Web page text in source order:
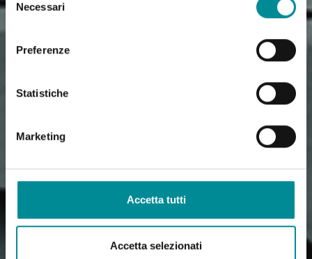
delNecessari
Preferenze
Statistiche
Marketing
Accetta tutti
Accetta selezionati